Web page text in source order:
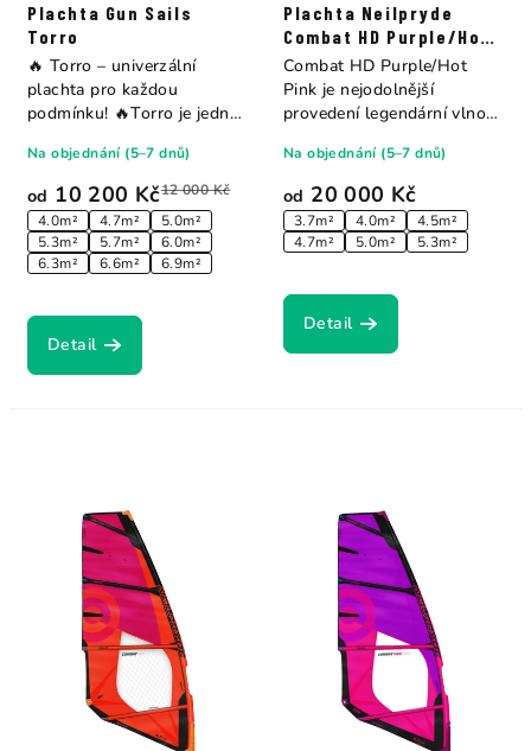
Plachta Gun Sails
Torro
od 10 200 Kč12 000 Kč
4.0m² 4.7m²
5.0m²
5.3m²
5.7m²
6.0m²
6.3m²
6.6m² 6.9m²
Na objednání (5–7 dnů)
Detail
🔥 Torro – univerzální
plachta pro každou
podmínku! 🔥Torro je jedna
Plachta Neilpryde
Combat HD Purple/Hot
Pink
od 20 000 Kč
3.7m² 4.0m²
4.5m²
4.7m²
5.0m² 5.3m²
Na objednání (5–7 dnů)
Detail
Combat HD Purple/Hot
Pink je nejodolnější
provedení legendární vlnové